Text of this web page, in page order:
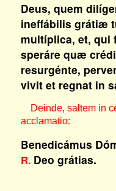
Deus, quem
ineffábilis grátiæ
multíplica, et, qui
speráre quæ
resurgénte,
vivit et regnat in
Deinde, saltem in
acclamatio:
Benedicámus
R.Deo grátias.